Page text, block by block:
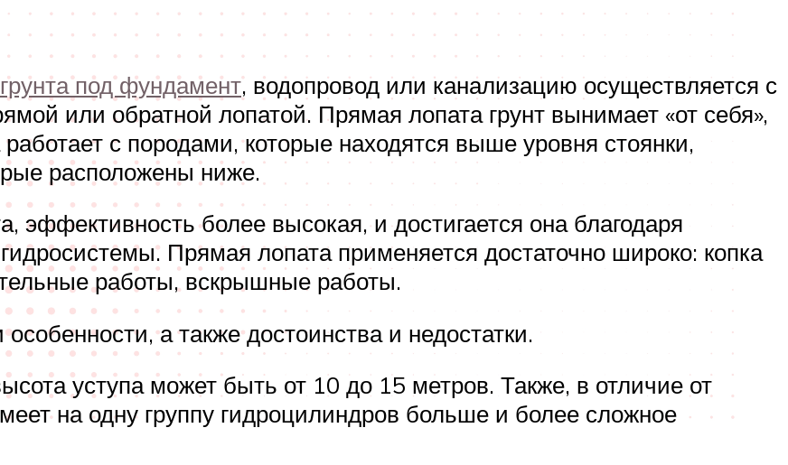
под фундамент, водопровод или канализацию осуществляется с
или обратной лопатой. Прямая лопата грунт вынимает «от себя»,
с породами, которые находятся выше уровня стоянки,
расположены ниже.
эффективность более высокая, и достигается она благодаря
Прямая лопата применяется достаточно широко: копка
работы, вскрышные работы.
а также достоинства и недостатки.
уступа может быть от 10 до 15 метров. Также, в отличие от
на одну группу гидроцилиндров больше и более сложное